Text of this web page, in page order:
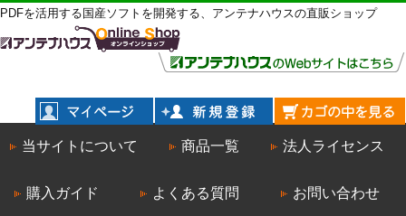
PDFを活用する国産ソフトを開発する、アンテナハウスの直販ショップ
当サイトについて 商品一覧 法人ライセンス
購入ガイド よくある質問 お問い合わせ